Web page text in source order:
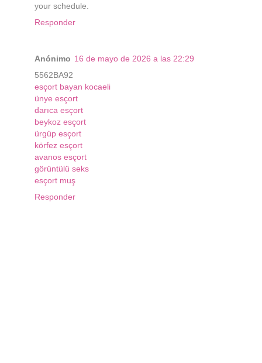
your schedule.
Responder
Anónimo 16 de mayo de 2026 a las 22:29
5562BA92
esçort bayan kocaeli
ünye esçort
darıca esçort
beykoz esçort
ürgüp esçort
körfez esçort
avanos esçort
görüntülü seks
esçort muş
Responder